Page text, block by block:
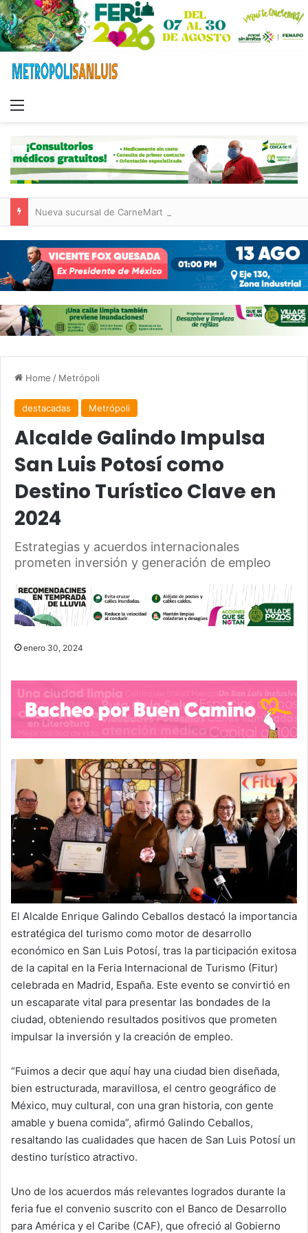
Home / Metrópoli
destacadas Metrópoli
Alcalde Galindo Impulsa
San Luis Potosí como
Destino Turístico Clave en
2024
Estrategias y acuerdos internacionales
prometen inversión y generación de empleo
enero 30, 2024
El Alcalde Enrique Galindo Ceballos destacó la importancia
estratégica del turismo como motor de desarrollo
económico en San Luis Potosí, tras la participación exitosa
de la capital en la Feria Internacional de Turismo (Fitur)
celebrada en Madrid, España. Este evento se convirtió en
un escaparate vital para presentar las bondades de la
ciudad, obteniendo resultados positivos que prometen
impulsar la inversión y la creación de empleo.
“Fuimos a decir que aquí hay una ciudad bien diseñada,
bien estructurada, maravillosa, el centro geográfico de
México, muy cultural, con una gran historia, con gente
amable y buena comida”, afirmó Galindo Ceballos,
resaltando las cualidades que hacen de San Luis Potosí un
destino turístico atractivo.
Uno de los acuerdos más relevantes logrados durante la
feria fue el convenio suscrito con el Banco de Desarrollo
para América y el Caribe (CAF), que ofreció al Gobierno